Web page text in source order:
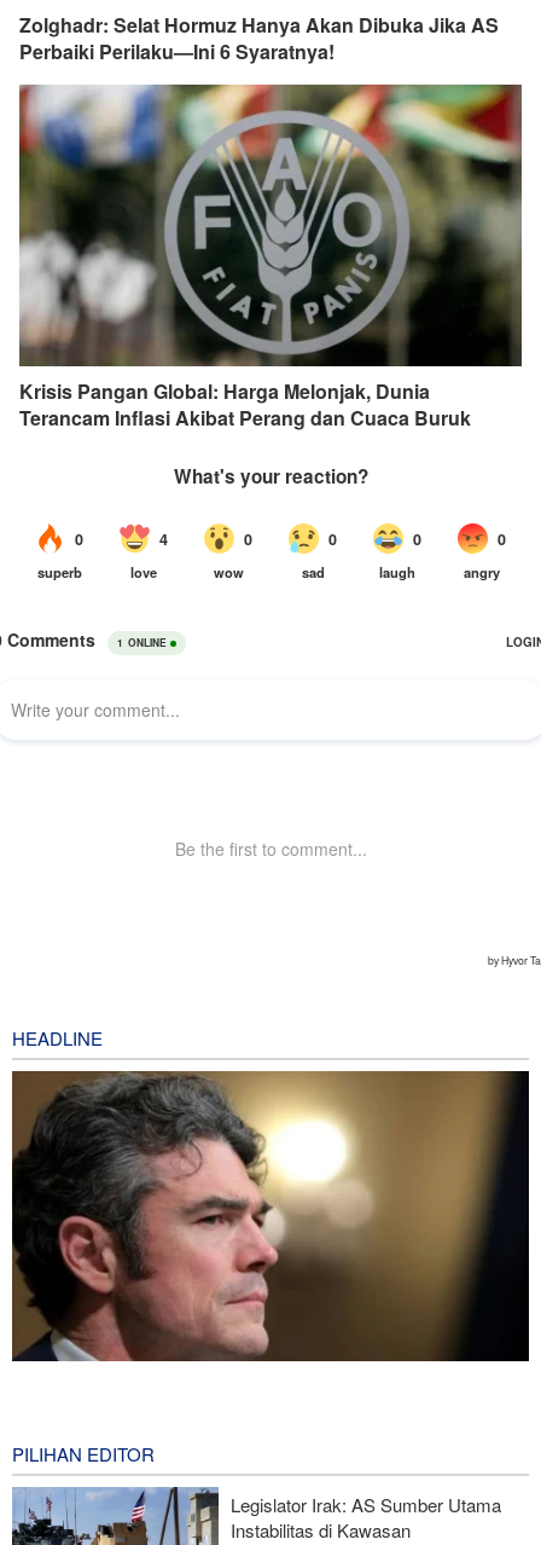
Zolghadr: Selat Hormuz Hanya Akan Dibuka Jika AS
Perbaiki Perilaku—Ini 6 Syaratnya!
Krisis Pangan Global: Harga Melonjak, Dunia
Terancam Inflasi Akibat Perang dan Cuaca Buruk
HEADLINE
Hulu Ledak Manuver dan Antena Anti-Jamming: Lonjakan
Kualitatif Rudal Kheibar Shekan
PILIHAN EDITOR
Legislator Irak: AS Sumber Utama
Instabilitas di Kawasan